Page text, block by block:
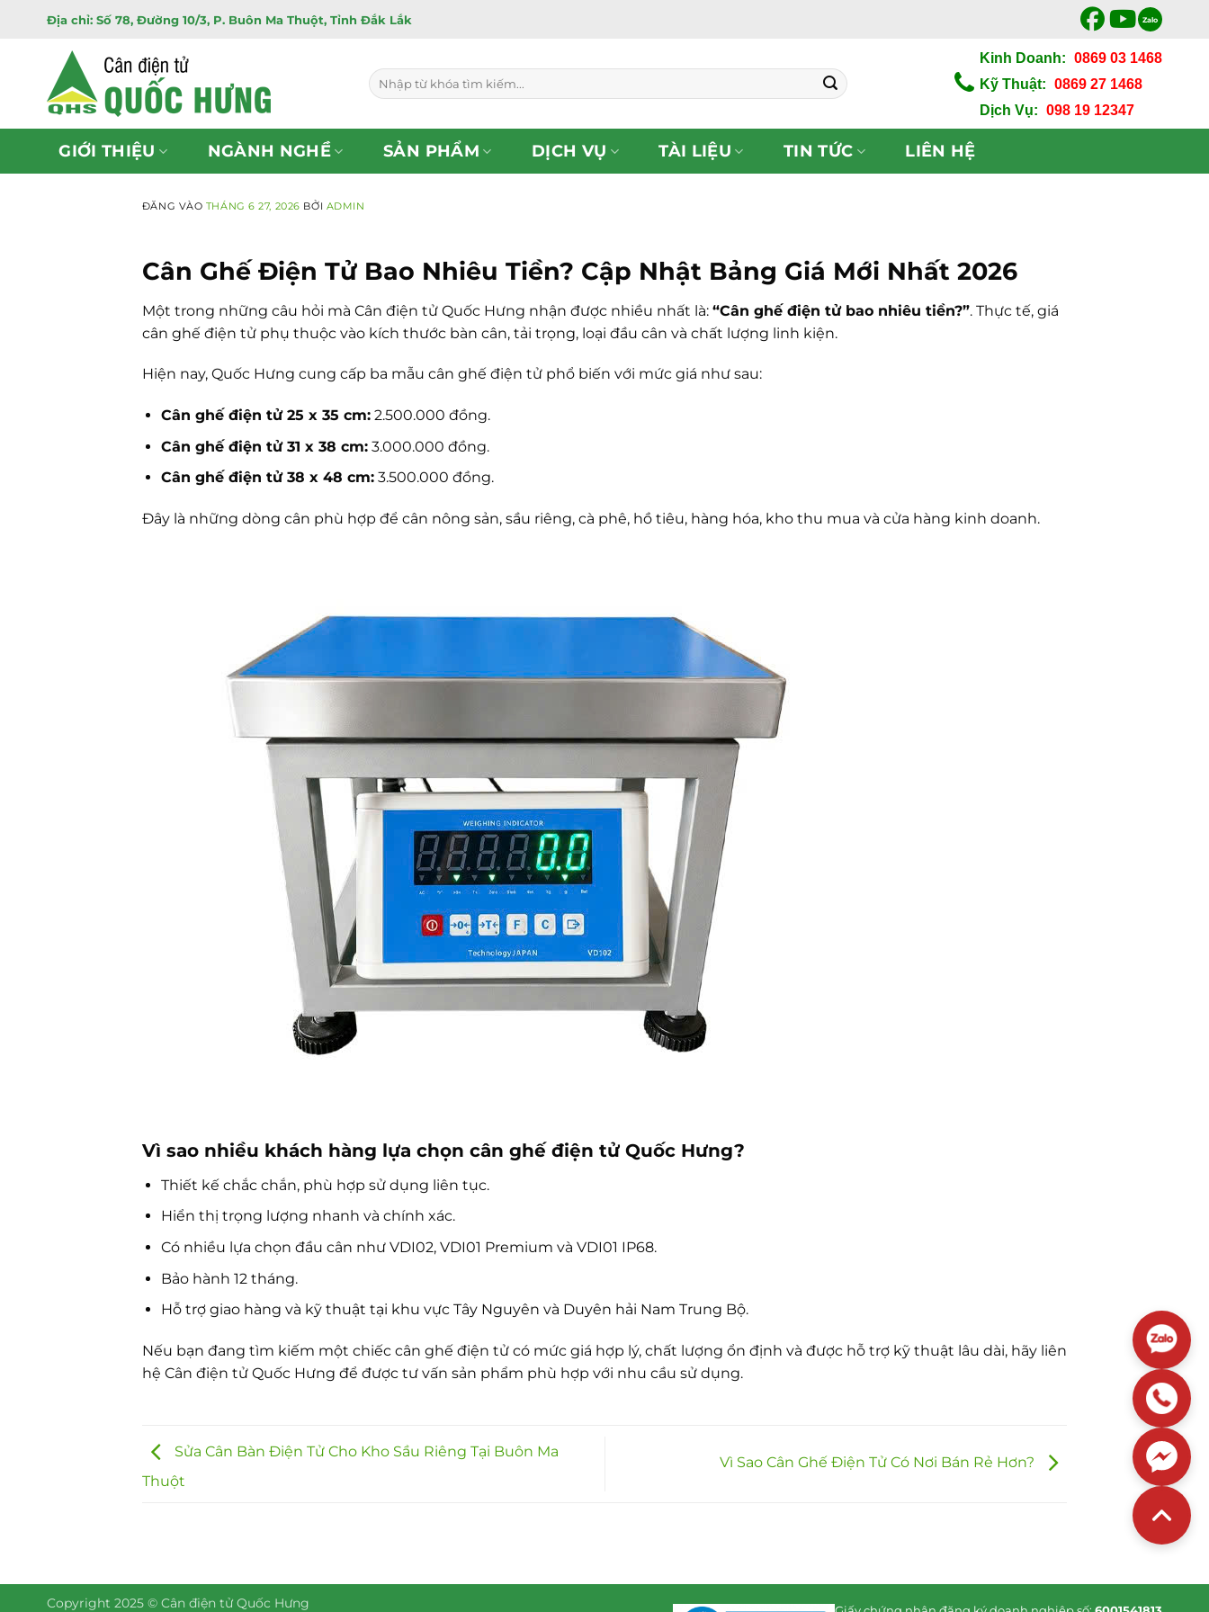
Địa chỉ: Số 78, Đường 10/3, P. Buôn Ma Thuột, Tỉnh Đắk Lắk Zalo
Tìm
kiếm:
Kinh Doanh: 0869 03 1468
Kỹ Thuật: 0869 27 1468
Dịch Vụ: 098 19 12347
GIỚI THIỆU NGÀNH NGHỀ SẢN PHẨM DỊCH VỤ TÀI LIỆU TIN TỨC LIÊN HỆ
ĐĂNG VÀO THÁNG 6 27, 2026 BỞI ADMIN
Cân Ghế Điện Tử Bao Nhiêu Tiền? Cập Nhật Bảng Giá Mới Nhất 2026
Một trong những câu hỏi mà Cân điện tử Quốc Hưng nhận được nhiều nhất là: “Cân ghế điện tử bao nhiêu tiền?”. Thực tế, giá
cân ghế điện tử phụ thuộc vào kích thước bàn cân, tải trọng, loại đầu cân và chất lượng linh kiện.
Hiện nay, Quốc Hưng cung cấp ba mẫu cân ghế điện tử phổ biến với mức giá như sau:
Cân ghế điện tử 25 x 35 cm:2.500.000 đồng.
Cân ghế điện tử 31 x 38 cm:3.000.000 đồng.
Cân ghế điện tử 38 x 48 cm:3.500.000 đồng.
Đây là những dòng cân phù hợp để cân nông sản, sầu riêng, cà phê, hồ tiêu, hàng hóa, kho thu mua và cửa hàng kinh doanh.
Vì sao nhiều khách hàng lựa chọn cân ghế điện tử Quốc Hưng?
Thiết kế chắc chắn, phù hợp sử dụng liên tục.
Hiển thị trọng lượng nhanh và chính xác.
Có nhiều lựa chọn đầu cân như VDI02, VDI01 Premium và VDI01 IP68.
Bảo hành 12 tháng.
Hỗ trợ giao hàng và kỹ thuật tại khu vực Tây Nguyên và Duyên hải Nam Trung Bộ.
Nếu bạn đang tìm kiếm một chiếc cân ghế điện tử có mức giá hợp lý, chất lượng ổn định và được hỗ trợ kỹ thuật lâu dài, hãy liên
hệ Cân điện tử Quốc Hưng để được tư vấn sản phẩm phù hợp với nhu cầu sử dụng.
Sửa Cân Bàn Điện Tử Cho Kho Sầu Riêng Tại Buôn Ma
Thuột
Vì Sao Cân Ghế Điện Tử Có Nơi Bán Rẻ Hơn?
Copyright 2025 © Cân điện tử Quốc Hưng